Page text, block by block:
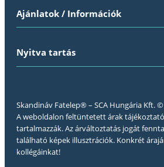
Ajánlatok / Információk
Nyitva tartás
Skandináv Fatelep® – SCA Hungária Kft.
A weboldalon feltüntetett árak tájékoztató
tartalmazzák. Az árváltoztatás jogát
található képek illusztrációk. Konkrét
kollégáinkat!